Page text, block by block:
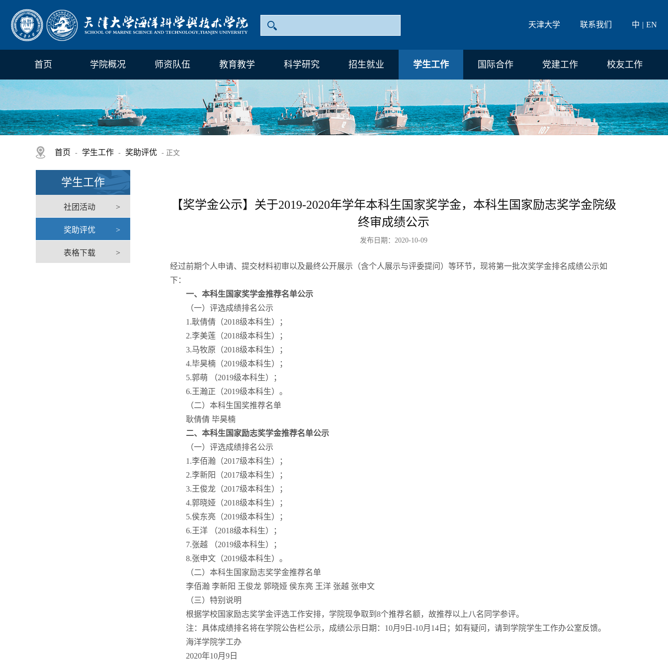
天津大学 联系我们 中 EN
首页 学院概况 师资队伍 教育教学 科学研究 招生就业 学生工作 国际合作 党建工作 校友工作
首页 - 学生工作 - 奖助评优 - 正文
【奖学金公示】关于2019-2020年学年本科生国家奖学金，本科生国家励志奖学金院级
终审成绩公示
发布日期：2020-10-09
经过前期个人申请、提交材料初审以及最终公开展示（含个人展示与评委提问）等环节，现将第一批次奖学金排名成绩公示如
下：
一、本科生国家奖学金推荐名单公示
（一）评选成绩排名公示
1.耿倩倩（2018级本科生）；
2.李美莲（2018级本科生）；
3.马牧原（2018级本科生）；
4.毕昊楠（2019级本科生）；
5.郭萌 （2019级本科生）；
6.王瀚正（2019级本科生）。
（二）本科生国奖推荐名单
耿倩倩 毕昊楠
二、本科生国家励志奖学金推荐名单公示
（一）评选成绩排名公示
1.李佰瀚（2017级本科生）；
2.李新阳（2017级本科生）；
3.王俊龙（2017级本科生）；
4.郭晓娅（2018级本科生）；
5.侯东亮（2019级本科生）；
6.王洋 （2018级本科生）；
7.张越 （2019级本科生）；
8.张申文（2019级本科生）。
（二）本科生国家励志奖学金推荐名单
李佰瀚 李新阳 王俊龙 郭晓娅 侯东亮 王洋 张越 张申文
（三）特别说明
根据学校国家励志奖学金评选工作安排，学院现争取到8个推荐名额，故推荐以上八名同学参评。
注：具体成绩排名将在学院公告栏公示，成绩公示日期：10月9日-10月14日；如有疑问，请到学院学生工作办公室反馈。
海洋学院学工办
2020年10月9日
学生工作
社团活动 >
奖助评优 >
表格下载 >